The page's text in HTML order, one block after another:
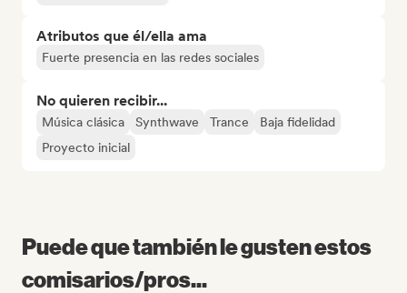
Atributos que él/ella ama
Fuerte presencia en las redes sociales
No quieren recibir...
Música clásica Synthwave Trance
Baja fidelidad
Proyecto inicial
Puede que también le gusten estos
comisarios/pros...